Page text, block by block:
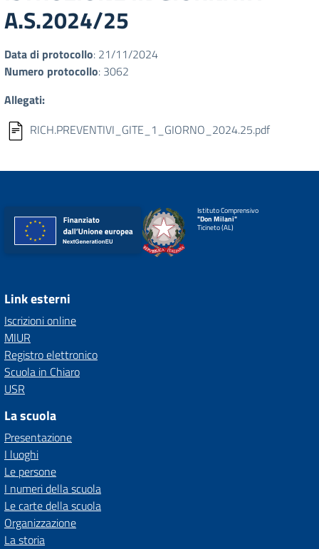
A.S.2024/25
Data di protocollo: 21/11/2024
Numero protocollo: 3062
Allegati:
RICH.PREVENTIVI_GITE_1_GIORNO_2024.25.pdf
Istituto Comprensivo
"Don Milani"
Ticineto (AL)
Link esterni
Iscrizioni online
MIUR
Registro elettronico
Scuola in Chiaro
USR
La scuola
Presentazione
I luoghi
Le persone
I numeri della scuola
Le carte della scuola
Organizzazione
La storia